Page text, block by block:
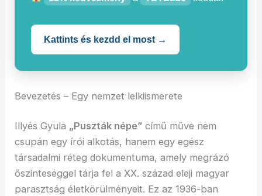
Kattints és kezdd el most →
Bevezetés – Egy nemzet lelkiismerete
Illyés Gyula „Puszták népe” című műve nem
csupán egy írói alkotás, hanem egy egész
társadalmi réteg dokumentuma, amely megrázó
őszinteséggel tárja fel a XX. század eleji magyar
parasztság életkörülményeit. Ez az 1936-ban